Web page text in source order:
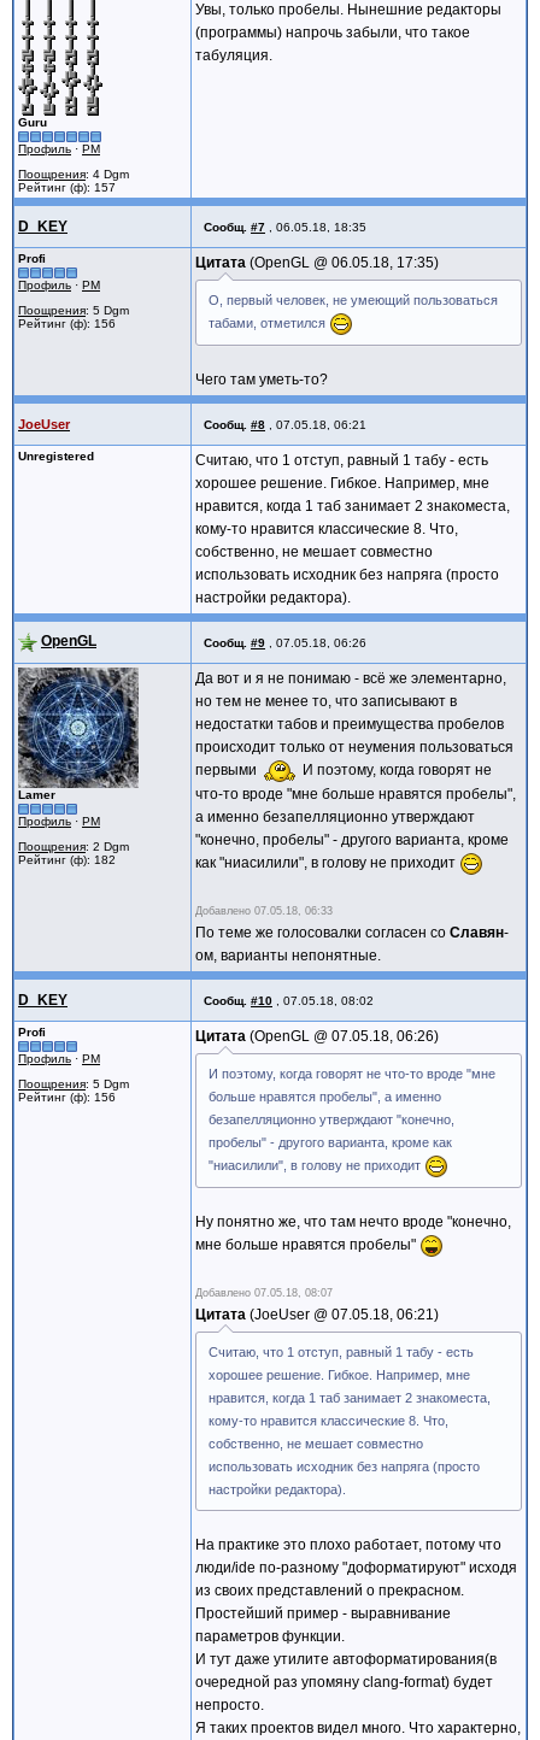
Guru
Профиль · PM
Поощрения: 4 Dgm
Рейтинг (ф): 157
Увы, только пробелы. Нынешние редакторы
(программы) напрочь забыли, что такое
табуляция.
D_KEY Сообщ. #7 06.05.18, 18:35
Profi
Профиль · PM
Поощрения: 5 Dgm
Рейтинг (ф): 156
Цитата OpenGL @ 06.05.18, 17:35
О, первый человек, не умеющий пользоваться
табами, отметился
Чего там уметь-то?
JoeUser Сообщ. #8 07.05.18, 06:21
Unregistered
Считаю, что 1 отступ, равный 1 табу - есть
хорошее решение. Гибкое. Например, мне
нравится, когда 1 таб занимает 2 знакоместа,
кому-то нравится классические 8. Что,
собственно, не мешает совместно
использовать исходник без напряга (просто
настройки редактора).
OpenGL Сообщ. #9 07.05.18, 06:26
Lamer
Профиль · PM
Поощрения: 2 Dgm
Рейтинг (ф): 182
Да вот и я не понимаю - всё же элементарно,
но тем не менее то, что записывают в
недостатки табов и преимущества пробелов
происходит только от неумения пользоваться
первыми
И поэтому, когда говорят не
что-то вроде "мне больше нравятся пробелы",
а именно безапелляционно утверждают
"конечно, пробелы" - другого варианта, кроме
как "ниасилили", в голову не приходит
Добавлено 07.05.18, 06:33
По теме же голосовалки согласен со Славян-
ом, варианты непонятные.
D_KEY Сообщ. #10 07.05.18, 08:02
Profi
Профиль · PM
Поощрения: 5 Dgm
Рейтинг (ф): 156
Цитата OpenGL @ 07.05.18, 06:26
И поэтому, когда говорят не что-то вроде "мне
больше нравятся пробелы", а именно
безапелляционно утверждают "конечно,
пробелы" - другого варианта, кроме как
"ниасилили", в голову не приходит
Ну понятно же, что там нечто вроде "конечно,
мне больше нравятся пробелы"
Добавлено 07.05.18, 08:07
Цитата JoeUser @ 07.05.18, 06:21
Считаю, что 1 отступ, равный 1 табу - есть
хорошее решение. Гибкое. Например, мне
нравится, когда 1 таб занимает 2 знакоместа,
кому-то нравится классические 8. Что,
собственно, не мешает совместно
использовать исходник без напряга (просто
настройки редактора).
На практике это плохо работает, потому что
люди/ide по-разному "доформатируют" исходя
из своих представлений о прекрасном.
Простейший пример - выравнивание
параметров функции.
И тут даже утилите автоформатирования(в
очередной раз упомяну clang-format) будет
непросто.
Я таких проектов видел много. Что характерно,